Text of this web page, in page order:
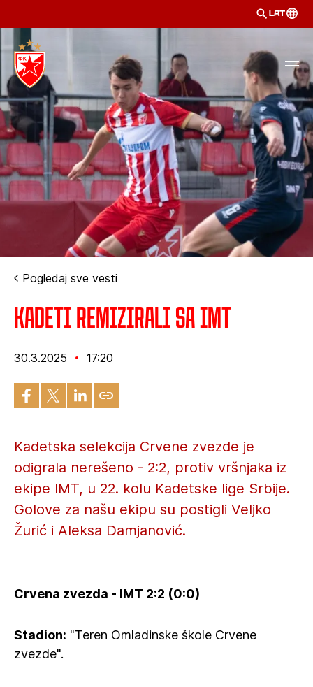
LAT
Pogledaj sve vesti
Kadeti remizirali sa IMT
30.3.2025 17:20
Kadetska selekcija Crvene zvezde je
odigrala nerešeno - 2:2, protiv vršnjaka iz
ekipe IMT, u 22. kolu Kadetske lige Srbije.
Golove za našu ekipu su postigli Veljko
Žurić i Aleksa Damjanović.
Crvena zvezda - IMT 2:2 (0:0)
Stadion: "Teren Omladinske škole Crvene
zvezde".